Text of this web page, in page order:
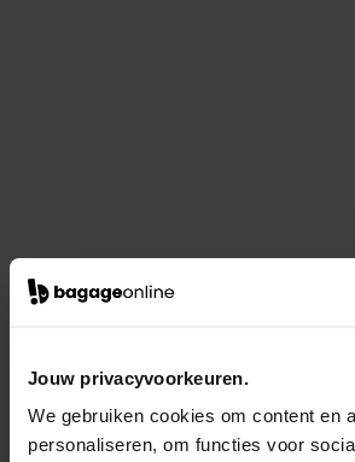
Jouw privacyvoorkeuren.
We gebruiken cookies om content en
personaliseren, om functies voor